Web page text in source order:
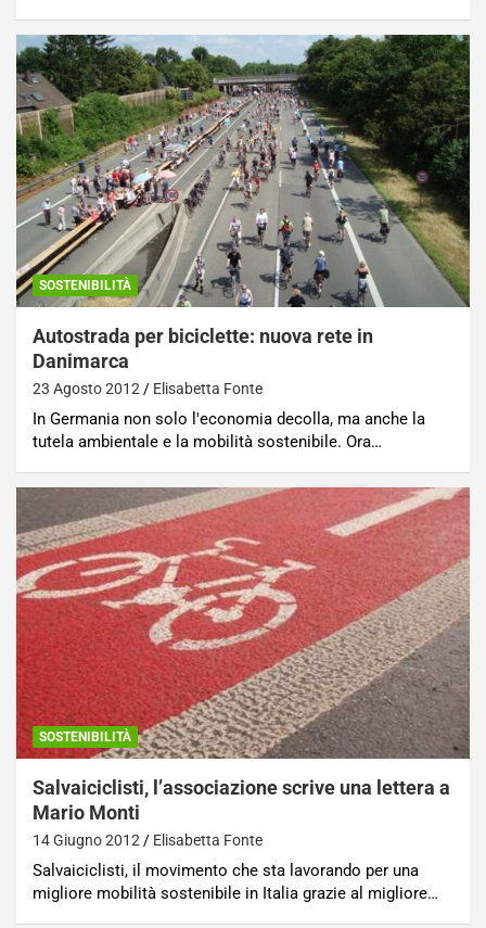
SOSTENIBILITÀ
Autostrada per biciclette: nuova rete in
Danimarca
23 Agosto 2012 Elisabetta Fonte
In Germania non solo l'economia decolla, ma anche la
tutela ambientale e la mobilità sostenibile. Ora…
SOSTENIBILITÀ
Salvaiciclisti, l’associazione scrive una lettera a
Mario Monti
14 Giugno 2012 Elisabetta Fonte
Salvaiciclisti, il movimento che sta lavorando per una
migliore mobilità sostenibile in Italia grazie al migliore…